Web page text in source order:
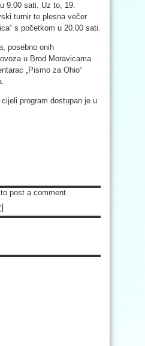
9.00 sati. Uz to, 19.
turnir te plesna večer
s početkom u 20.00 sati.
posebno onih
u Brod Moravicama
„Pismo za Ohio“
program dostupan je u
to post a comment.